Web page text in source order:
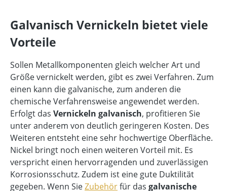
Galvanisch Vernickeln bietet viele
Vorteile
Sollen Metallkomponenten gleich welcher Art und
Größe vernickelt werden, gibt es zwei Verfahren. Zum
einen kann die galvanische, zum anderen die
chemische Verfahrensweise angewendet werden.
Erfolgt das Vernickeln galvanisch, profitieren Sie
unter anderem von deutlich geringeren Kosten. Des
Weiteren entsteht eine sehr hochwertige Oberfläche.
Nickel bringt noch einen weiteren Vorteil mit. Es
verspricht einen hervorragenden und zuverlässigen
Korrosionsschutz. Zudem ist eine gute Duktilität
gegeben. Wenn SieZubehörfür das galvanische